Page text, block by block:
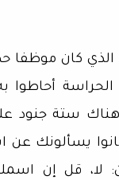
كان موظفا
الحراسة أحاطوا
ستة جنود
يسألونك عن
لا، قل إن